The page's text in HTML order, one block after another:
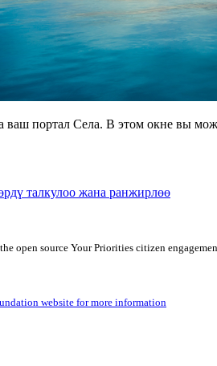
ваш портал Села. В этом окне вы
талкулоо жана ранжирлөө
open source Your Priorities citizen
website for more information